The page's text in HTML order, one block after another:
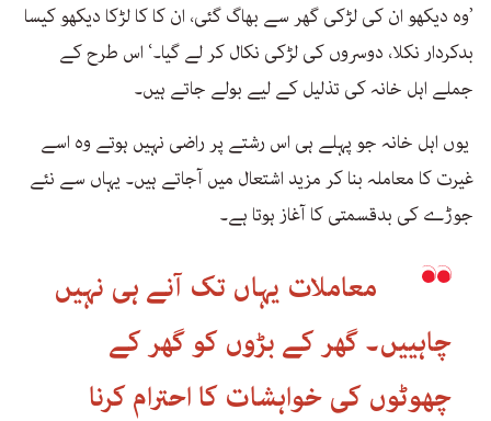
’وہ دیکھو ان کی لڑکی گھر سے بھاگ گئی، ان کا کا لڑکا دیکھو کیسا
بدکردار نکلا، دوسروں کی لڑکی نکال کر لے گیا۔‘ اس طرح کے
جملے اہل خانہ کی تذلیل کے لیے بولے جاتے ہیں۔
یوں اہل خانہ جو پہلے ہی اس رشتے پر راضی نہیں ہوتے وہ اسے
غیرت کا معاملہ بنا کر مزید اشتعال میں آجاتے ہیں۔ یہاں سے نئے
جوڑے کی بدقسمتی کا آغاز ہوتا ہے۔
معاملات یہاں تک آنے ہی نہیں
چاہییں۔ گھر کے بڑوں کو گھر کے
چھوٹوں کی خواہشات کا احترام کرنا